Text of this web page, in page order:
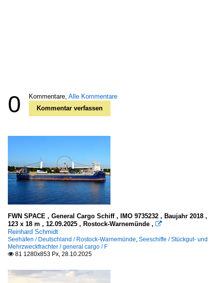
0 Kommentare, Alle Kommentare
Kommentar verfassen
FWN SPACE , General Cargo Schiff , IMO 9735232 , Baujahr 2018 ,
123 x 18 m , 12.09.2025 , Rostock-Warnemünde , 
Reinhard Schmidt
Seehäfen / Deutschland / Rostock-Warnemünde, Seeschiffe / Stückgut- und
Mehrzweckfrachter / general cargo / F
 81 1280x853 Px, 28.10.2025